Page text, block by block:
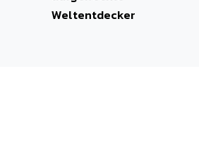
Weltentdecker